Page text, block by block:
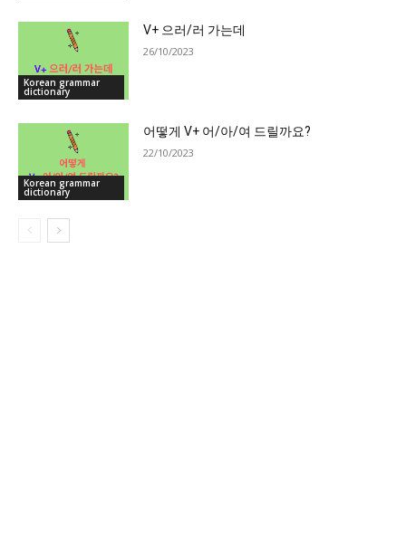
Korean grammar
dictionary
V+ 으러/러 가는데
26/10/2023
Korean grammar
dictionary
어떻게 V+ 어/아/여 드릴까요?
22/10/2023